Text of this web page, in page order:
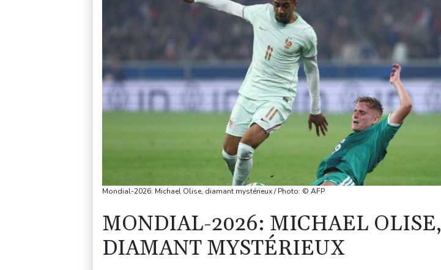
Mondial-2026: Michael Olise, diamant mystérieux / Photo: © AFP
MONDIAL-2026: MICHAEL OLISE,
DIAMANT MYSTÉRIEUX